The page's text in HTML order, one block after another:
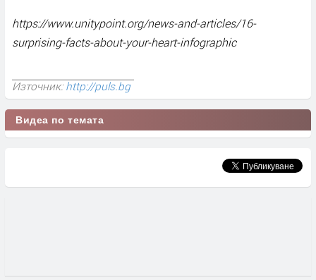
https://www.unitypoint.org/news-and-articles/16-
surprising-facts-about-your-heart-infographic
Източник:http://puls.bg
Видеа по темата